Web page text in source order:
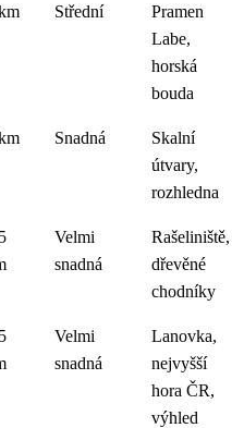
Střední
Pramen
Labe,
horská
bouda
Snadná
Skalní
útvary,
rozhledna
Velmi
snadná
Rašeliniště,
dřevěné
chodníky
Velmi
snadná
Lanovka,
nejvyšší
hora ČR,
výhled